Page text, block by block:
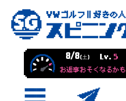
8/8(土) Lv. 5
お返事おそくなるかも